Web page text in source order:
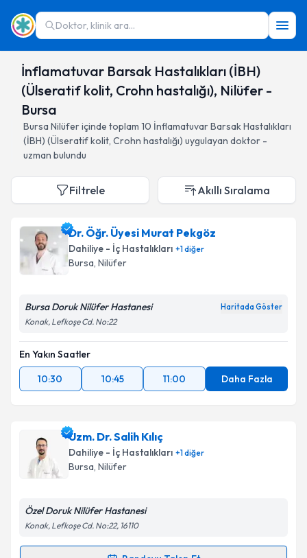
Doktor, klinik ara...
İnflamatuvar Barsak Hastalıkları (İBH)
(Ülseratif kolit, Crohn hastalığı), Nilüfer -
Bursa
Bursa Nilüferiçinde toplam 10 İnflamatuvar Barsak Hastalıkları
(İBH) (Ülseratif kolit, Crohn hastalığı) uygulayan doktor -
uzman bulundu
Filtrele Akıllı Sıralama
Dr. Öğr. Üyesi Murat Pekgöz
Dahiliye - İç Hastalıkları +1diğer
Bursa, Nilüfer
Bursa Doruk Nilüfer Hastanesi Haritada Göster
Konak, Lefkoşe Cd. No:22
En Yakın Saatler
10:30
10:45 11:00 Daha Fazla
Uzm. Dr. Salih Kılıç
Dahiliye - İç Hastalıkları +1diğer
Bursa, Nilüfer
Özel Doruk Nilüfer Hastanesi
Konak, Lefkoşe Cd. No:22, 16110